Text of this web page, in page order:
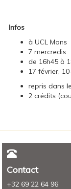
Infos
à UCL Mons
7 mercredis
de 16h45 à
17 février,
repris dans
2 crédits
Contact
+32 69 22 64 96